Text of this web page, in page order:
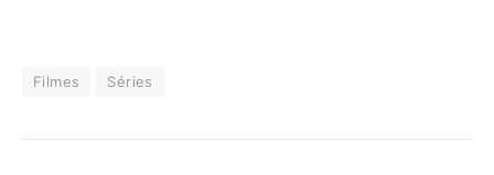
Filmes Séries